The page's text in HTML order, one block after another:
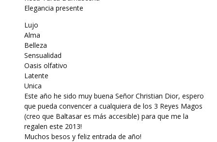
Elegancia presente
Lujo
Alma
Belleza
Sensualidad
Oasis olfativo
Latente
Unica
Este año he sido muy buena Señor Christian Dior, espero
que pueda convencer a cualquiera de los 3 Reyes Magos
(creo que Baltasar es más accesible) para que me la
regalen este 2013!
Muchos besos y feliz entrada de año!